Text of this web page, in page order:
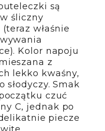
są
śliczny
właśnie
Kolor napoju
z
lekko kwaśny,
słodyczy. Smak
czuć
C, jednak po
piecze